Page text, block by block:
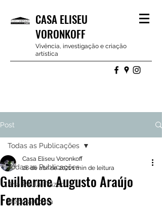
CASA ELISEU
VORONKOFF
Vivência, investigação e criação
artística
Post
Todas as Publicações
Ana Paula Frazão
Debora Costa
Todas as Publicações
Guilherme Augusto Araújo
Fernandes
Casa Eliseu Voronkoff
28 de abr. de 20211 min de leitura